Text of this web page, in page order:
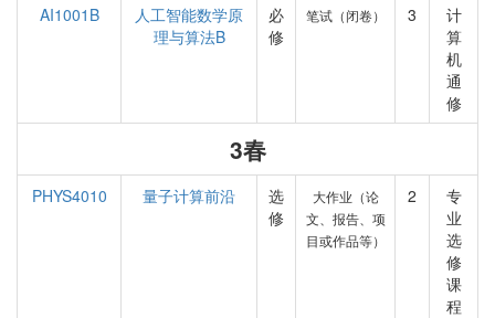
AI1001B
人工智能数学原
理与算法B
必
修
笔试（闭卷） 3
计
算
机
通
修
3春
PHYS4010 量子计算前沿
选
修
大作业（论
文、报告、项
目或作品等）
2
专
业
选
修
课
程